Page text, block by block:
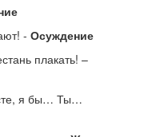
- Осуждение
плакать! –
я бы… Ты…